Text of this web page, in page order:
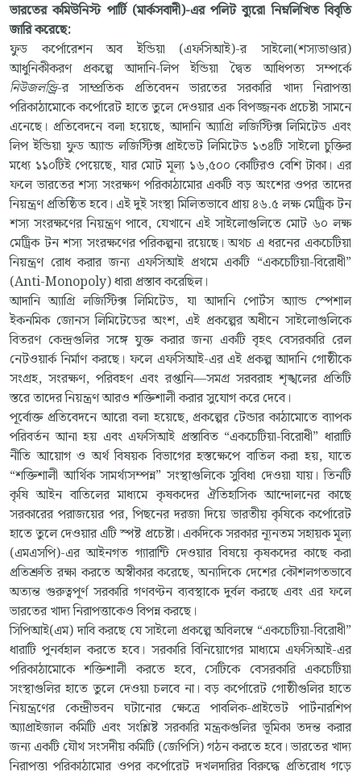
ভারতের কমিউনিস্ট পার্টি (মার্কসবাদী)-এর পলিট ব্যুরো নিম্নলিখিত বিবৃতি
জারি করেছে:
ফুড কর্পোরেশন অব ইন্ডিয়া (এফসিআই)-র সাইলো(শস্যভাণ্ডার)
আধুনিকীকরণ প্রকল্পে আদানি-লিপ ইন্ডিয়া দ্বৈত আধিপত্য সম্পর্কে
নিউজলন্ড্রি-র সাম্প্রতিক প্রতিবেদন ভারতের সরকারি খাদ্য নিরাপত্তা
পরিকাঠামোকে কর্পোরেট হাতে তুলে দেওয়ার এক বিপজ্জনক প্রচেষ্টা সামনে
এনেছে। প্রতিবেদনে বলা হয়েছে, আদানি অ্যাগ্রি লজিস্টিক্স লিমিটেড এবং
লিপ ইন্ডিয়া ফুড অ্যান্ড লজিস্টিক্স প্রাইভেট লিমিটেড ১৩৪টি সাইলো চুক্তির
মধ্যে ১১০টিই পেয়েছে, যার মোট মূল্য ১৬,৫০০ কোটিরও বেশি টাকা। এর
ফলে ভারতের শস্য সংরক্ষণ পরিকাঠামোর একটি বড় অংশের ওপর তাদের
নিয়ন্ত্রণ প্রতিষ্ঠিত হবে। এই দুই সংস্থা মিলিতভাবে প্রায় ৪৬.৫ লক্ষ মেট্রিক টন
শস্য সংরক্ষণের নিয়ন্ত্রণ পাবে, যেখানে এই সাইলোগুলিতে মোট ৬০ লক্ষ
মেট্রিক টন শস্য সংরক্ষণের পরিকল্পনা রয়েছে। অথচ এ ধরনের একচেটিয়া
নিয়ন্ত্রণ রোধ করার জন্য এফসিআই প্রথমে একটি “একচেটিয়া-বিরোধী”
(Anti-Monopoly) ধারা প্রস্তাব করেছিল।
আদানি অ্যাগ্রি লজিস্টিক্স লিমিটেড, যা আদানি পোর্টস অ্যান্ড স্পেশাল
ইকনমিক জোনস লিমিটেডের অংশ, এই প্রকল্পের অধীনে সাইলোগুলিকে
বিতরণ কেন্দ্রগুলির সঙ্গে যুক্ত করার জন্য একটি বৃহৎ বেসরকারি রেল
নেটওয়ার্ক নির্মাণ করছে। ফলে এফসিআই-এর এই প্রকল্প আদানি গোষ্ঠীকে
সংগ্রহ, সংরক্ষণ, পরিবহণ এবং রপ্তানি—সমগ্র সরবরাহ শৃঙ্খলের প্রতিটি
স্তরে তাদের নিয়ন্ত্রণ আরও শক্তিশালী করার সুযোগ করে দেবে।
পূর্বোক্ত প্রতিবেদনে আরো বলা হয়েছে, প্রকল্পের টেন্ডার কাঠামোতে ব্যাপক
পরিবর্তন আনা হয় এবং এফসিআই প্রস্তাবিত “একচেটিয়া-বিরোধী” ধারাটি
নীতি আয়োগ ও অর্থ বিষয়ক বিভাগের হস্তক্ষেপে বাতিল করা হয়, যাতে
“শক্তিশালী আর্থিক সামর্থ্যসম্পন্ন” সংস্থাগুলিকে সুবিধা দেওয়া যায়। তিনটি
কৃষি আইন বাতিলের মাধ্যমে কৃষকদের ঐতিহাসিক আন্দোলনের কাছে
সরকারের পরাজয়ের পর, পিছনের দরজা দিয়ে ভারতীয় কৃষিকে কর্পোরেট
হাতে তুলে দেওয়ার এটি স্পষ্ট প্রচেষ্টা। একদিকে সরকার ন্যূনতম সহায়ক মূল্য
(এমএসপি)-এর আইনগত গ্যারান্টি দেওয়ার বিষয়ে কৃষকদের কাছে করা
প্রতিশ্রুতি রক্ষা করতে অস্বীকার করেছে, অন্যদিকে দেশের কৌশলগতভাবে
অত্যন্ত গুরুত্বপূর্ণ সরকারি গণবণ্টন ব্যবস্থাকে দুর্বল করছে এবং এর ফলে
ভারতের খাদ্য নিরাপত্তাকেও বিপন্ন করছে।
সিপিআই(এম) দাবি করছে যে সাইলো প্রকল্পে অবিলম্বে “একচেটিয়া-বিরোধী”
ধারাটি পুনর্বহাল করতে হবে। সরকারি বিনিয়োগের মাধ্যমে এফসিআই-এর
পরিকাঠামোকে শক্তিশালী করতে হবে, সেটিকে বেসরকারি একচেটিয়া
সংস্থাগুলির হাতে তুলে দেওয়া চলবে না। বড় কর্পোরেট গোষ্ঠীগুলির হাতে
নিয়ন্ত্রণের কেন্দ্রীভবন ঘটানোর ক্ষেত্রে পাবলিক-প্রাইভেট পার্টনারশিপ
অ্যাপ্রাইজাল কমিটি এবং সংশ্লিষ্ট সরকারি মন্ত্রকগুলির ভূমিকা তদন্ত করার
জন্য একটি যৌথ সংসদীয় কমিটি (জেপিসি) গঠন করতে হবে। ভারতের খাদ্য
নিরাপত্তা পরিকাঠামোর ওপর কর্পোরেট দখলদারির বিরুদ্ধে প্রতিরোধ গড়ে